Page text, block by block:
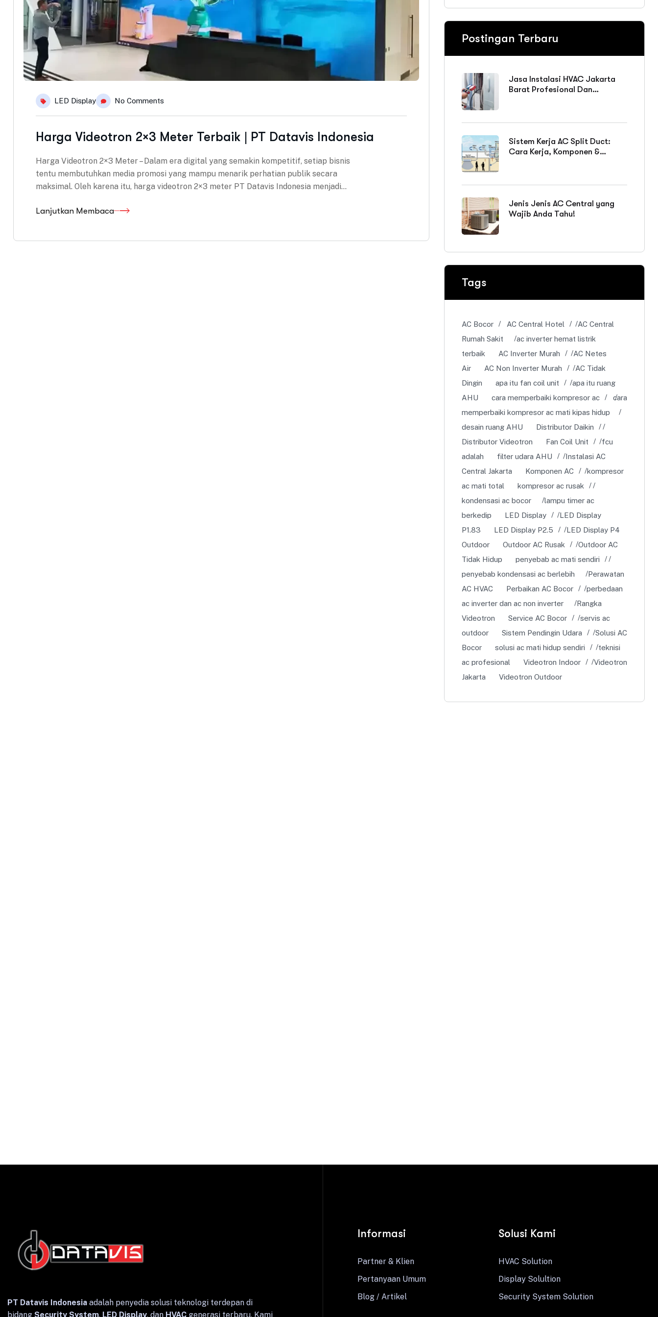
LED Display No Comments
Harga Videotron 2×3 Meter Terbaik | PT Datavis Indonesia
Harga Videotron 2×3 Meter – Dalam era digital yang semakin kompetitif, setiap bisnis
tentu membutuhkan media promosi yang mampu menarik perhatian publik secara
maksimal. Oleh karena itu, harga videotron 2×3 meter PT Datavis Indonesia menjadi…
Lanjutkan Membaca
Postingan Terbaru
Jasa Instalasi HVAC Jakarta
Barat Profesional Dan
Sistem Kerja AC Split Duct:
Cara Kerja, Komponen &
Jenis Jenis AC Central yang
Wajib Anda Tahu!
Tags
AC Bocor AC Central Hotel
AC Central
Rumah Sakit
ac inverter hemat listrik
terbaik
AC Inverter Murah
AC Netes
Air
AC Non Inverter Murah
AC Tidak
Dingin
apa itu fan coil unit
apa itu ruang
AHU
cara memperbaiki kompresor ac
cara
memperbaiki kompresor ac mati kipas hidup
desain ruang AHU
Distributor Daikin
Distributor Videotron
Fan Coil Unit
fcu
adalah
filter udara AHU
Instalasi AC
Central Jakarta
Komponen AC
kompresor
ac mati total
kompresor ac rusak
kondensasi ac bocor
lampu timer ac
berkedip
LED Display
LED Display
P1.83
LED Display P2.5
LED Display P4
Outdoor
Outdoor AC Rusak
Outdoor AC
Tidak Hidup
penyebab ac mati sendiri
penyebab kondensasi ac berlebih
Perawatan
AC HVAC
Perbaikan AC Bocor
perbedaan
ac inverter dan ac non inverter
Rangka
Videotron
Service AC Bocor
servis ac
outdoor
Sistem Pendingin Udara
Solusi AC
Bocor
solusi ac mati hidup sendiri
teknisi
ac profesional
Videotron Indoor
Videotron
Jakarta
Videotron Outdoor
PT Datavis Indonesia adalah penyedia solusi teknologi terdepan di
bidang Security System, LED Display, dan HVAC generasi terbaru. Kami
Informasi
Partner & Klien
Pertanyaan Umum
Blog / Artikel
Solusi Kami
HVAC Solution
Display Solultion
Security System Solution